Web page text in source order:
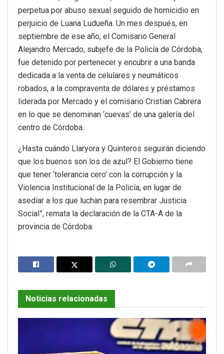
perpetua por abuso sexual seguido de homicidio en
perjuicio de Luana Ludueña. Un mes después, en
septiembre de ese año, el Comisario General
Alejandro Mercado, subjefe de la Policía de Córdoba,
fue detenido por pertenecer y encubrir a una banda
dedicada a la venta de celulares y neumáticos
robados, a la compraventa de dólares y préstamos
liderada por Mercado y el comisario Cristian Cabrera
en lo que se denominan ‘cuevas’ de una galería del
centro de Córdoba.
¿Hasta cuándo Llaryora y Quinteros seguirán diciendo
que los buenos son los de azul? El Gobierno tiene
que tener ‘tolerancia cero’ con la corrupción y la
Violencia Institucional de la Policía, en lugar de
asediar a los que luchan para resembrar Justicia
Social”, remata la declaración de la CTA-A de la
provincia de Córdoba.
Noticias relacionadas